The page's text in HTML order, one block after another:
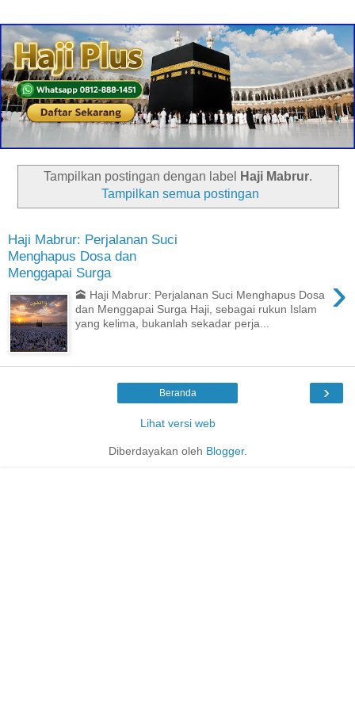
Tampilkan postingan dengan label Haji Mabrur.
Tampilkan semua postingan
Haji Mabrur: Perjalanan Suci
Menghapus Dosa dan
Menggapai Surga
›
🕋 Haji Mabrur: Perjalanan Suci Menghapus Dosa
dan Menggapai Surga Haji, sebagai rukun Islam
yang kelima, bukanlah sekadar perja...
›
Beranda
Lihat versi web
Diberdayakan oleh Blogger.